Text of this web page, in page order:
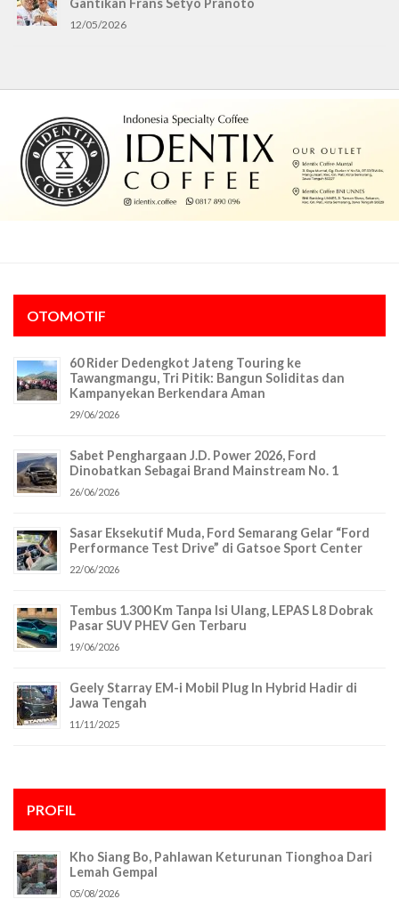
Gantikan Frans Setyo Pranoto
12/05/2026
OTOMOTIF
60 Rider Dedengkot Jateng Touring ke
Tawangmangu, Tri Pitik: Bangun Soliditas dan
Kampanyekan Berkendara Aman
29/06/2026
Sabet Penghargaan J.D. Power 2026, Ford
Dinobatkan Sebagai Brand Mainstream No. 1
26/06/2026
Sasar Eksekutif Muda, Ford Semarang Gelar “Ford
Performance Test Drive” di Gatsoe Sport Center
22/06/2026
Tembus 1.300 Km Tanpa Isi Ulang, LEPAS L8 Dobrak
Pasar SUV PHEV Gen Terbaru
19/06/2026
Geely Starray EM-i Mobil Plug In Hybrid Hadir di
Jawa Tengah
11/11/2025
PROFIL
Kho Siang Bo, Pahlawan Keturunan Tionghoa Dari
Lemah Gempal
05/08/2026